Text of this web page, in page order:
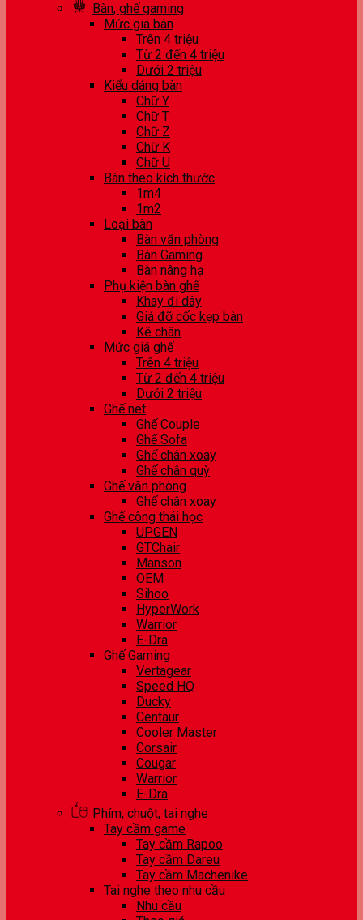
Bàn, ghế gaming
Mức giá bàn
Trên 4 triệu
Từ 2 đến 4 triệu
Dưới 2 triệu
Kiểu dáng bàn
Chữ Y
Chữ T
Chữ Z
Chữ K
Chữ U
Bàn theo kích thước
1m4
1m2
Loại bàn
Bàn văn phòng
Bàn Gaming
Bàn nâng hạ
Phụ kiện bàn ghế
Khay đi dây
Giá đỡ cốc kẹp bàn
Kê chân
Mức giá ghế
Trên 4 triệu
Từ 2 đến 4 triệu
Dưới 2 triệu
Ghế net
Ghế Couple
Ghế Sofa
Ghế chân xoay
Ghế chân quỳ
Ghế văn phòng
Ghế chân xoay
Ghế công thái học
UPGEN
GTChair
Manson
OEM
Sihoo
HyperWork
Warrior
E-Dra
Ghế Gaming
Vertagear
Speed HQ
Ducky
Centaur
Cooler Master
Corsair
Cougar
Warrior
E-Dra
Phím, chuột, tai nghe
Tay cầm game
Tay cầm Rapoo
Tay cầm Dareu
Tay cầm Machenike
Tai nghe theo nhu cầu
Nhu cầu